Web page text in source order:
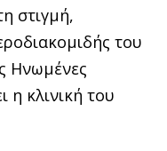
στιγμή,
του
Ηνωμένες
η κλινική του